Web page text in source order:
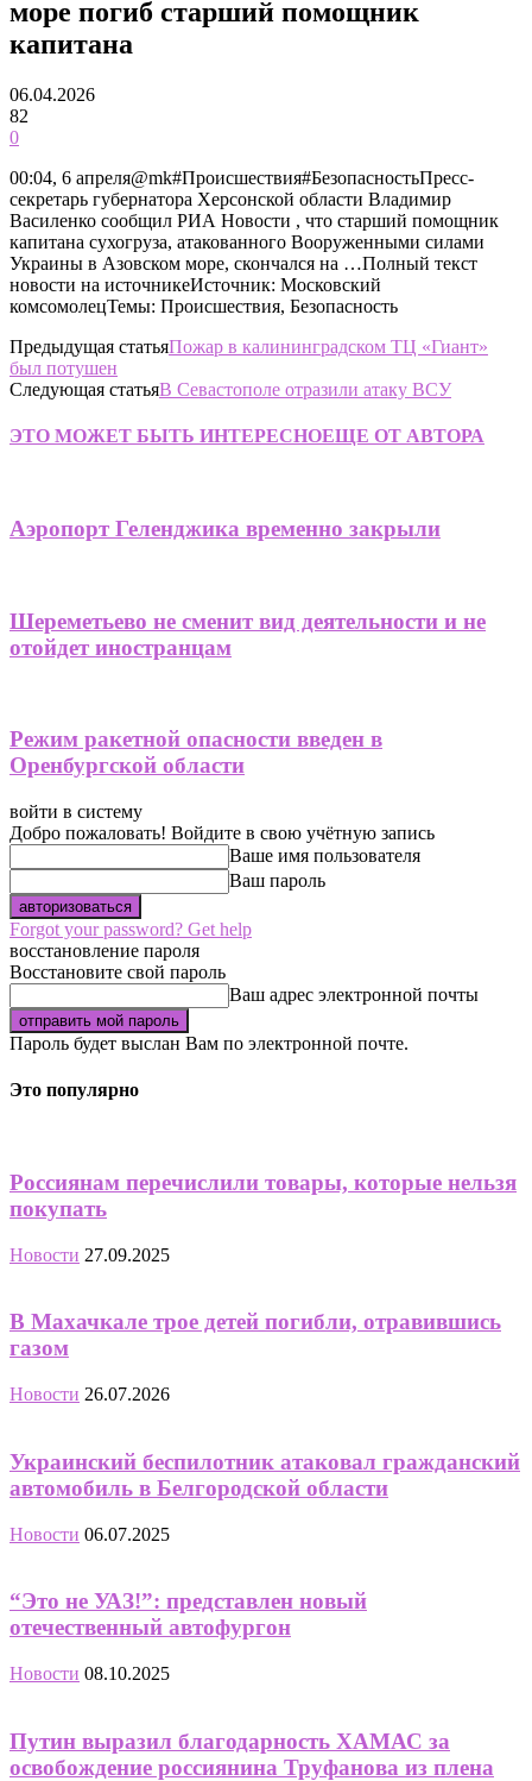
море погиб старший помощник
капитана
06.04.2026
82
0
00:04, 6 апреля@mk#Происшествия#БезопасностьПресс-
секретарь губернатора Херсонской области Владимир
Василенко сообщил РИА Новости , что старший помощник
капитана сухогруза, атакованного Вооруженными силами
Украины в Азовском море, скончался на …Полный текст
новости на источникеИсточник: Московский
комсомолецТемы: Происшествия, Безопасность
Предыдущая статьяПожар в калининградском ТЦ «Гиант»
был потушен
Следующая статьяВ Севастополе отразили атаку ВСУ
ЭТО МОЖЕТ БЫТЬ ИНТЕРЕСНОЕЩЕ ОТ АВТОРА
Аэропорт Геленджика временно закрыли
Шереметьево не сменит вид деятельности и не
отойдет иностранцам
Режим ракетной опасности введен в
Оренбургской области
войти в систему
Добро пожаловать! Войдите в свою учётную запись
Ваше имя пользователя
Ваш пароль
Forgot your password? Get help
восстановление пароля
Восстановите свой пароль
Ваш адрес электронной почты
Пароль будет выслан Вам по электронной почте.
Это популярно
Россиянам перечислили товары, которые нельзя
покупать
Новости 27.09.2025
В Махачкале трое детей погибли, отравившись
газом
Новости 26.07.2026
Украинский беспилотник атаковал гражданский
автомобиль в Белгородской области
Новости 06.07.2025
“Это не УАЗ!”: представлен новый
отечественный автофургон
Новости 08.10.2025
Путин выразил благодарность ХАМАС за
освобождение россиянина Труфанова из плена